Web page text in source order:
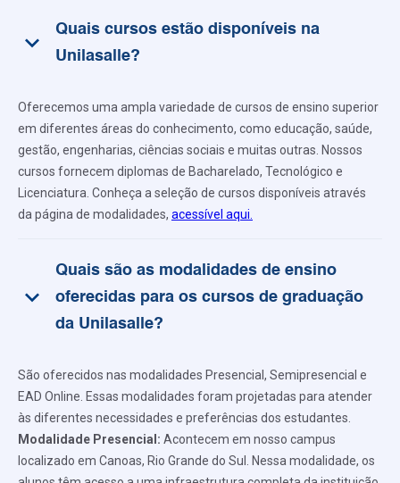
keyboard_arrow_down
Quais cursos estão disponíveis na
Unilasalle?
Oferecemos uma ampla variedade de cursos de ensino superior
em diferentes áreas do conhecimento, como educação, saúde,
gestão, engenharias, ciências sociais e muitas outras. Nossos
cursos fornecem diplomas de Bacharelado, Tecnológico e
Licenciatura. Conheça a seleção de cursos disponíveis através
da página de modalidades, acessível aqui.
keyboard_arrow_down
Quais são as modalidades de ensino
oferecidas para os cursos de graduação
da Unilasalle?
São oferecidos nas modalidades Presencial, Semipresencial e
EAD Online. Essas modalidades foram projetadas para atender
às diferentes necessidades e preferências dos estudantes.
Modalidade Presencial: Acontecem em nosso campus
localizado em Canoas, Rio Grande do Sul. Nessa modalidade, os